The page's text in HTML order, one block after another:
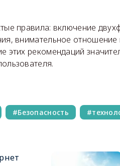
правила: включение
внимательное отношение
этих рекомендаций
Безопасность